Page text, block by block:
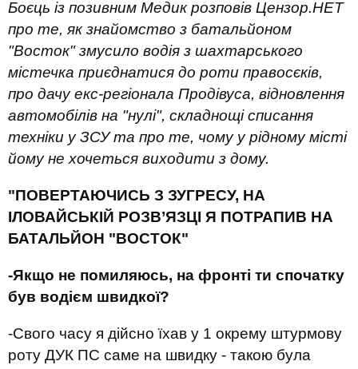
Боєць із позивним Медик розповів Цензор.НЕТ
про те, як знайомство з батальйоном
"Восток" змусило водія з шахтарського
містечка приєднатися до роти правосєків,
про дачу екс-регіонала Продівуса, відновлення
автомобілів на "нулі", складнощі списання
техніки у ЗСУ та про те, чому у рідному місті
йому не хочеться виходити з дому.
"ПОВЕРТАЮЧИСЬ З ЗУГРЕСУ, НА
ІЛОВАЙСЬКІЙ РОЗВ’ЯЗЦІ Я ПОТРАПИВ НА
БАТАЛЬЙОН "ВОСТОК"
-Якщо не помиляюсь, на фронті ти спочатку
був водієм швидкої?
-Свого часу я дійсно їхав у 1 окрему штурмову
роту ДУК ПС саме на швидку - такою була